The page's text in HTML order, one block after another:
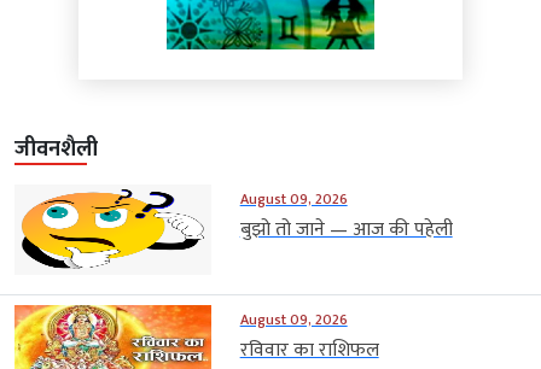
जीवनशैली
August 09, 2026
बुझो तो जाने — आज की पहेली
August 09, 2026
रविवार का राशिफल